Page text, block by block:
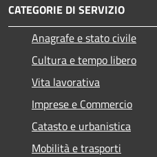
CATEGORIE DI SERVIZIO
Anagrafe e stato civile
Cultura e tempo libero
Vita lavorativa
Imprese e Commercio
Catasto e urbanistica
Mobilità e trasporti